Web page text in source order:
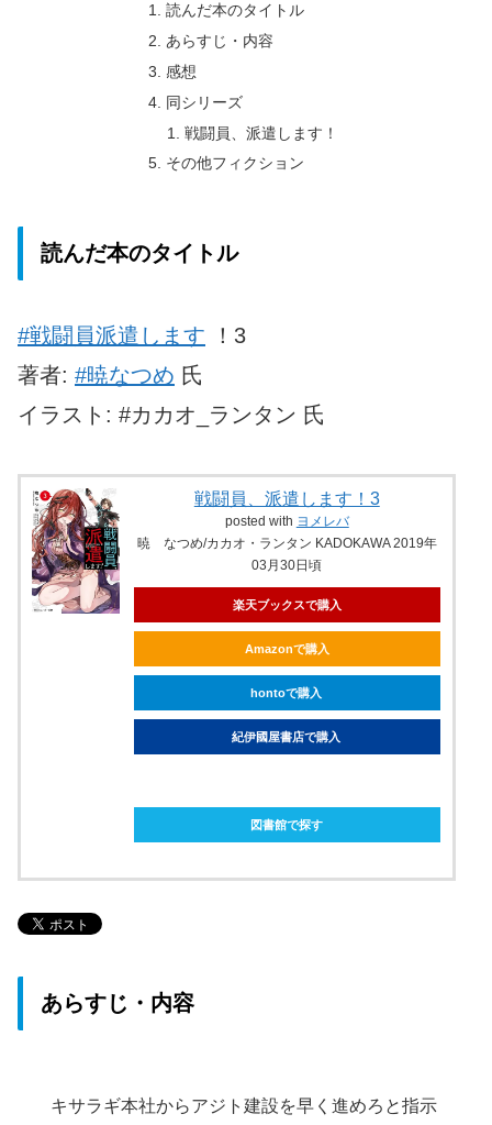
読んだ本のタイトル
あらすじ・内容
感想
同シリーズ
戦闘員、派遣します！
その他フィクション
読んだ本のタイトル
#戦闘員派遣します ！3
著者: #暁なつめ 氏
イラスト: #カカオ_ランタン 氏
戦闘員、派遣します！3
posted with ヨメレバ
暁 なつめ/カカオ・ランタン KADOKAWA 2019年
03月30日頃
楽天ブックスで購入
Amazonで購入
hontoで購入
紀伊國屋書店で購入
図書館で探す
あらすじ・内容
キサラギ本社からアジト建設を早く進めろと指示